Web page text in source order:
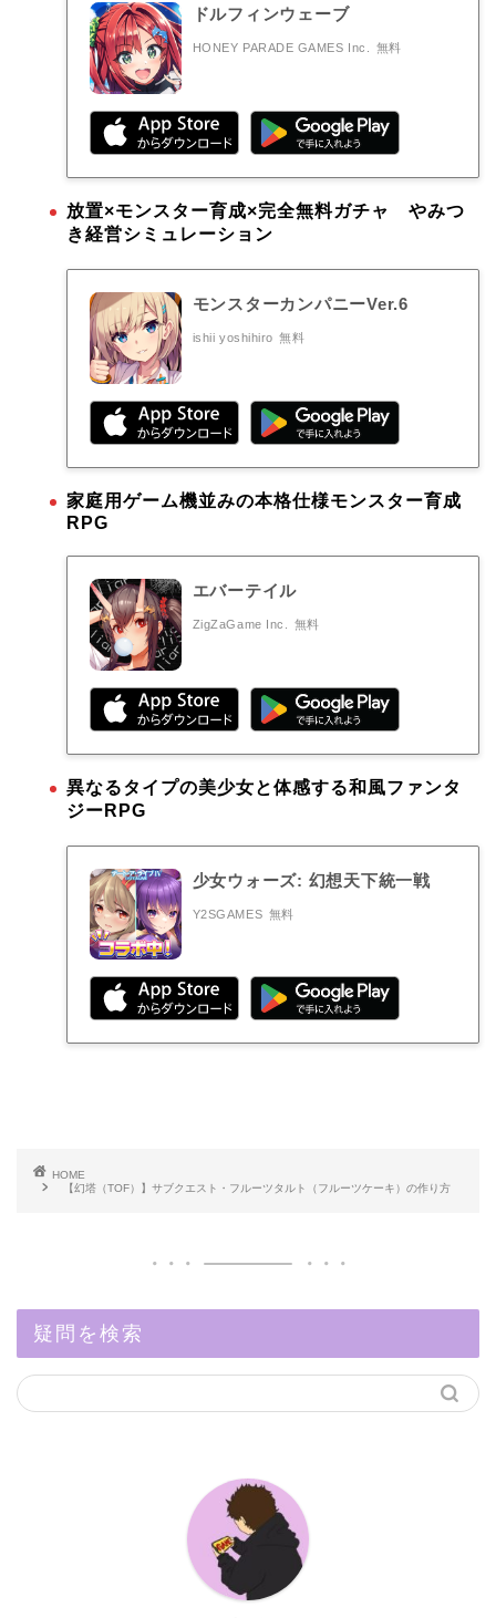
ドルフィンウェーブ
HONEY PARADE GAMES Inc. 無料
放置×モンスター育成×完全無料ガチャ やみつ
き経営シミュレーション
モンスターカンパニーVer.6
ishii yoshihiro 無料
家庭用ゲーム機並みの本格仕様モンスター育成
RPG
エバーテイル
ZigZaGame Inc. 無料
異なるタイプの美少女と体感する和風ファンタ
ジーRPG
少女ウォーズ: 幻想天下統一戦
Y2SGAMES 無料
HOME
【幻塔（TOF）】サブクエスト・フルーツタルト（フルーツケーキ）の作り方
疑問を検索